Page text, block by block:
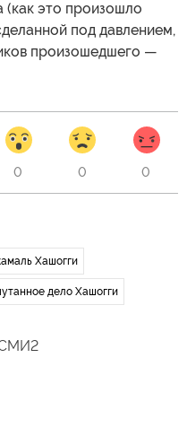
(как это произошло
под давлением,
произошедшего —
0 0 0
Хашогги
дело Хашогги